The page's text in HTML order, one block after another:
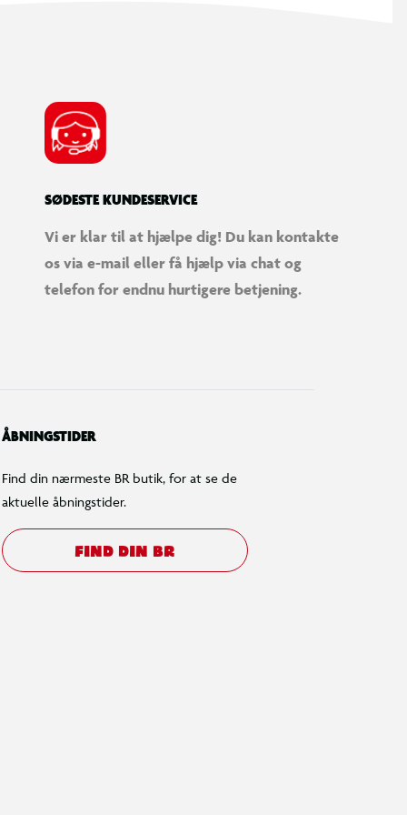
SØDESTE KUNDESERVICE
Vi er klar til at hjælpe dig! Du kan kontakte
os via e-mail eller få hjælp via chat og
telefon for endnu hurtigere betjening.
ÅBNINGSTIDER
Find din nærmeste BR butik, for at se de
aktuelle åbningstider.
FIND DIN BR